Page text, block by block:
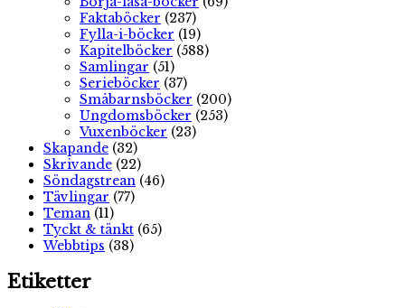
Faktaböcker (237)
Fylla-i-böcker (19)
Kapitelböcker (588)
Samlingar (51)
Serieböcker (37)
Småbarnsböcker (200)
Ungdomsböcker (253)
Vuxenböcker (23)
Skapande (32)
Skrivande (22)
Söndagstrean (46)
Tävlingar (77)
Teman (11)
Tyckt & tänkt (65)
Webbtips (38)
Etiketter